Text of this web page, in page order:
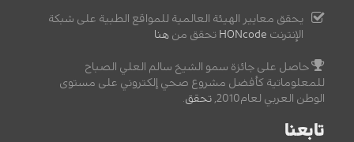
يحقق معايير الهيئة العالمية للمواقع الطبية على شبكة
الإنترنت HONcode تحقق من هنا
حاصل على جائزة سمو الشيخ سالم العلي الصباح
للمعلوماتية كأفضل مشروع صحي إلكتروني على مستوى
الوطن العربي لعام2010,
تحقق.
تابعنا